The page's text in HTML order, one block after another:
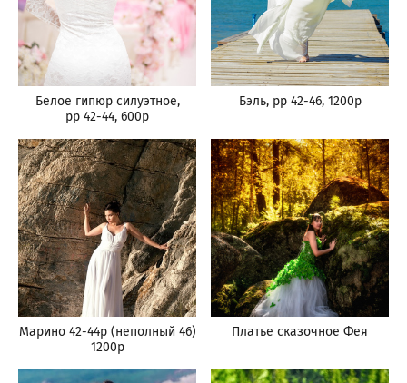
Белое гипюр силуэтное,
рр 42-44, 600р
Бэль, рр 42-46, 1200р
Марино 42-44р (неполный 46)
1200р
Платье сказочное Фея